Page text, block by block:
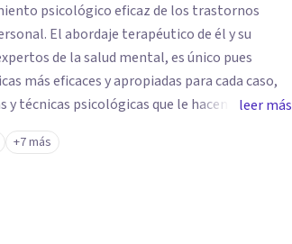
psicológico eficaz de los trastornos
de él y su
de la salud mental, es único pues
más eficaces y apropiadas para cada caso,
y técnicas psicológicas que le hacen un equipo
de Porras hace énfasis en la
que trae a la persona a consulta sino
leer más
+7 más